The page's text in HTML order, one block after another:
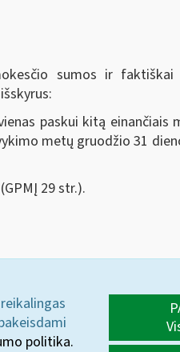
sumos ir faktiškai
paskui kitą einančiais
metų gruodžio 31
29 str.).
politika.